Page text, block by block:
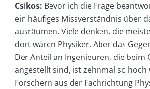
Csikos: Bevor ich die Frage
ein häufiges Missverständnis über
ausräumen. Viele denken, die
dort wären Physiker. Aber das
Der Anteil an Ingenieuren, die beim
angestellt sind, ist zehnmal so hoch
Forschern aus der Fachrichtung